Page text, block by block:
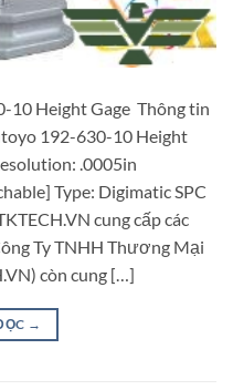
Height Gage Thông tin
192-630-10 Height
.0005in
Type: Digimatic SPC
cung cấp các
Ty TNHH Thương Mại
còn cung […]
→